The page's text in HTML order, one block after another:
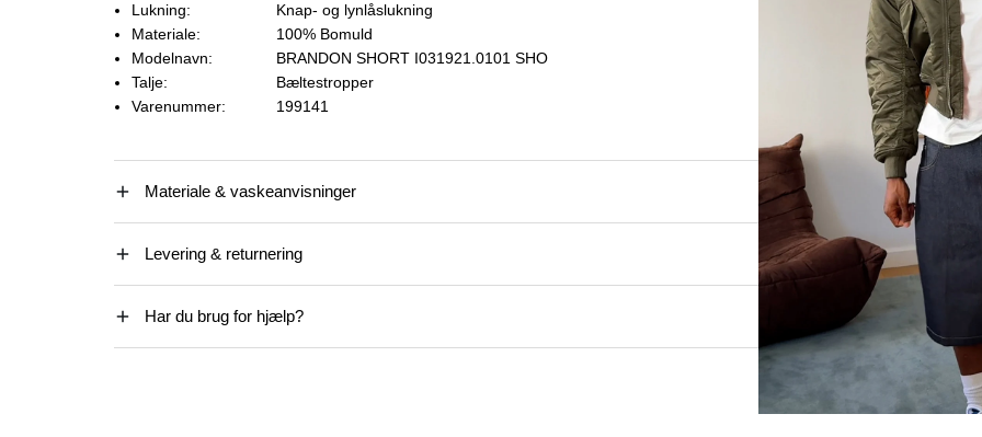
Lukning:
Knap- og lynlåslukning
Materiale:
100% Bomuld
Modelnavn:
BRANDON SHORT I031921.0101 SHO
Talje:
Bæltestropper
Varenummer:
199141
Materiale & vaskeanvisninger
Levering & returnering
Har du brug for hjælp?